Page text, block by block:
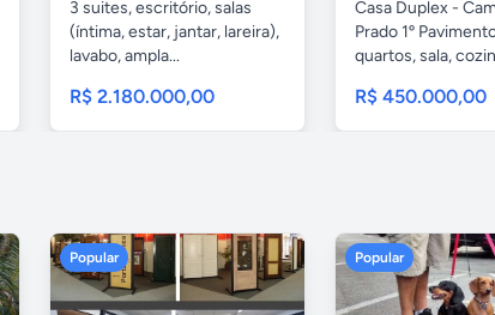
3 suites, escritório, salas
(íntima, estar, jantar, lareira),
lavabo, ampla...
R$ 2.180.000,00
Casa Duplex -
Prado 1º
quartos, sala,
R$ 450.000,00
Popular Popular